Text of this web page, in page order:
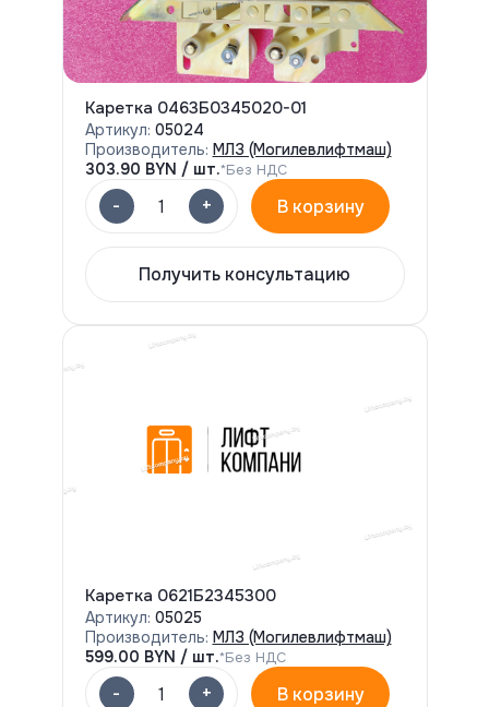
Каретка 0463Б0345020-01
Артикул: 05024
Производитель: МЛЗ (Могилевлифтмаш)
303.90 BYN / шт.*Без НДС
- 1 + В корзину
Получить консультацию
Каретка 0621Б2345300
Артикул: 05025
Производитель: МЛЗ (Могилевлифтмаш)
599.00 BYN / шт.*Без НДС
- 1 + В корзину